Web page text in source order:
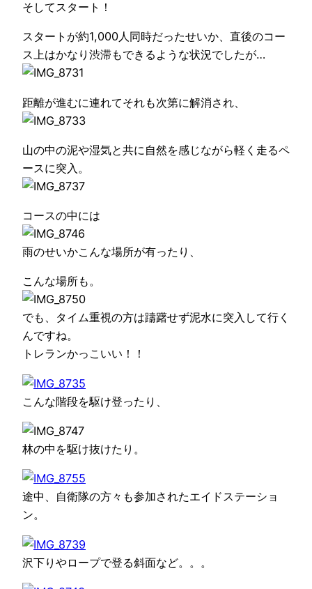
そしてスタート！
スタートが約1,000人同時だったせいか、直後のコー
ス上はかなり渋滞もできるような状況でしたが…
距離が進むに連れてそれも次第に解消され、
山の中の泥や湿気と共に自然を感じながら軽く走るペ
ースに突入。
コースの中には
雨のせいかこんな場所が有ったり、
こんな場所も。
でも、タイム重視の方は躊躇せず泥水に突入して行く
んですね。
トレランかっこいい！！
こんな階段を駆け登ったり、
林の中を駆け抜けたり。
途中、自衛隊の方々も参加されたエイドステーショ
ン。
沢下りやロープで登る斜面など。。。